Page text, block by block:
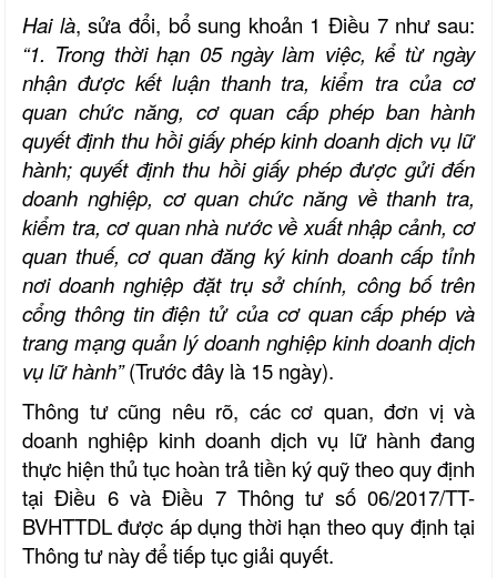
Hai là, sửa đổi, bổ sung khoản 1 Điều 7 như sau:
“1. Trong thời hạn 05 ngày làm việc, kể từ ngày
nhận được kết luận thanh tra, kiểm tra của cơ
quan chức năng, cơ quan cấp phép ban hành
quyết định thu hồi giấy phép kinh doanh dịch vụ lữ
hành; quyết định thu hồi giấy phép được gửi đến
doanh nghiệp, cơ quan chức năng về thanh tra,
kiểm tra, cơ quan nhà nước về xuất nhập cảnh, cơ
quan thuế, cơ quan đăng ký kinh doanh cấp tỉnh
nơi doanh nghiệp đặt trụ sở chính, công bố trên
cổng thông tin điện tử của cơ quan cấp phép và
trang mạng quản lý doanh nghiệp kinh doanh dịch
vụ lữ hành”(Trước đây là 15 ngày).
Thông tư cũng nêu rõ, các cơ quan, đơn vị và
doanh nghiệp kinh doanh dịch vụ lữ hành đang
thực hiện thủ tục hoàn trả tiền ký quỹ theo quy định
tại Điều 6 và Điều 7 Thông tư số 06/2017/TT-
BVHTTDL được áp dụng thời hạn theo quy định tại
Thông tư này để tiếp tục giải quyết.